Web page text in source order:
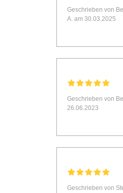
Geschrieben von
A. am 30.03.2025
Geschrieben von
26.06.2023
Geschrieben von